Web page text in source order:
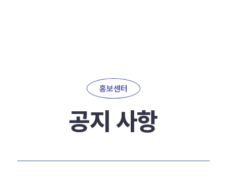
홍보센터
공지 사항